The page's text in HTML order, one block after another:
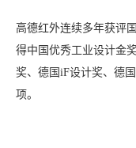
高德红外连续多年获评
得中国优秀工业设计金
奖、德国iF设计奖、德
项。